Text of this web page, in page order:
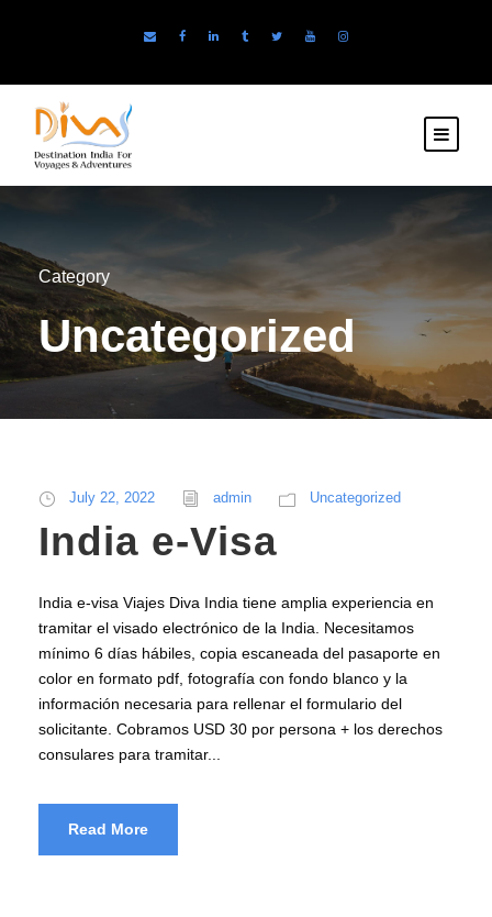
Category
Uncategorized
July 22, 2022 admin Uncategorized
India e-Visa
India e-visa Viajes Diva India tiene amplia experiencia en
tramitar el visado electrónico de la India. Necesitamos
mínimo 6 días hábiles, copia escaneada del pasaporte en
color en formato pdf, fotografía con fondo blanco y la
información necesaria para rellenar el formulario del
solicitante. Cobramos USD 30 por persona + los derechos
consulares para tramitar...
Read More